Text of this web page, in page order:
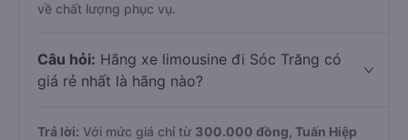
về chất lượng phục vụ.
Câu hỏi: Hãng xe limousine đi Sóc Trăng có
giá rẻ nhất là hãng nào?
Trả lời: Với mức giá chỉ từ 300.000 đồng, Tuấn Hiệp